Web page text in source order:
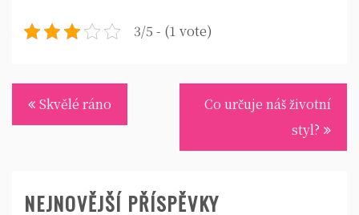
3/5 - (1 vote)
Navigace
pro
Skvělé ráno
Co určuje náš životní
styl?
NEJNOVĚJŠÍ PŘÍSPĚVKY